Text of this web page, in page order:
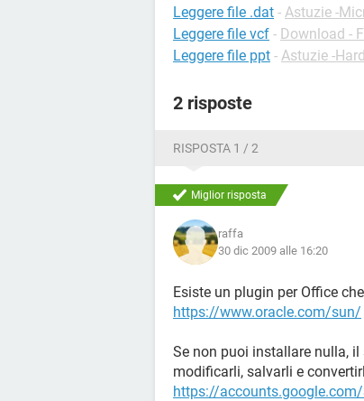
Leggere file .dat - Astuzie -
Leggere file vcf - Download -
Leggere file ppt - Astuzie -
2 risposte
RISPOSTA 1 / 2
Miglior risposta
raffa
30 dic 2009 alle 16:20
Esiste un plugin per Office
https://www.oracle.com/sun/
Se non puoi installare nulla, il
modificarli, salvarli e
https://accounts.google.com/